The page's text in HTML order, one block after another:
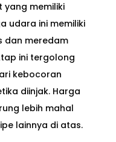
memiliki
udara ini memiliki
dan meredam
ini tergolong
kebocoran
diinjak. Harga
lebih mahal
lainnya di atas.